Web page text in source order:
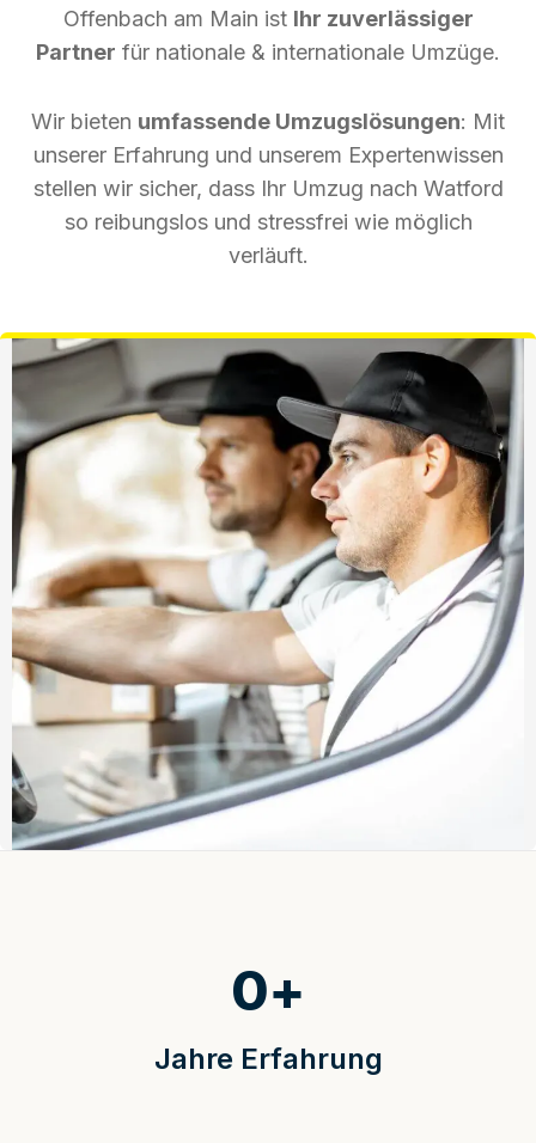
Offenbach am Main ist Ihr zuverlässiger
Partner für nationale & internationale Umzüge.
Wir bieten umfassende Umzugslösungen: Mit
unserer Erfahrung und unserem Expertenwissen
stellen wir sicher, dass Ihr Umzug nach Watford
so reibungslos und stressfrei wie möglich
verläuft.
Jahre Erfahrung
0+